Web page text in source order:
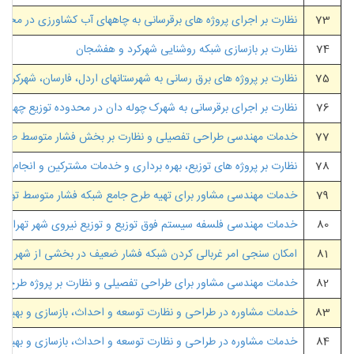
73
نظارت بر اجرای پروژه های برقرسانی به چاههای آب کشاورزی در
74
نظارت بر بازسازی شبکه روشنایی شهرکرد و هفشجان
75
نظارت بر پروژه های برق رسانی به شهرستانهای اردل، فارسان،
76
نظارت بر اجرای برقرسانی به شهرک چوله دان در محدوده توزیع
77
خدمات مهندسی طراحی تفصیلی و نظارت بر بخش فشار متوسط طرح
78
نظارت بر پروژه های توزیع، بهره برداری و خدمات مشترکین و
79
خدمات مهندسی مشاور برای تهیه طرح جامع شبکه فشار متوسط
80
خدمات مهندسی فلسفه سیستم فوق توزیع و توزیع نیروی شهر تهران
81
امکان سنجی امر غربالی کردن شبکه فشار ضعیف در بخشی از شهر
82
خدمات مهندسی مشاور برای طراحی تفصیلی و نظارت بر پروژه طرح
83
خدمات مشاوره در طراحی و نظارت توسعه و احداث، بازسازی و
84
خدمات مشاوره در طراحی و نظارت توسعه و احداث، بازسازی و